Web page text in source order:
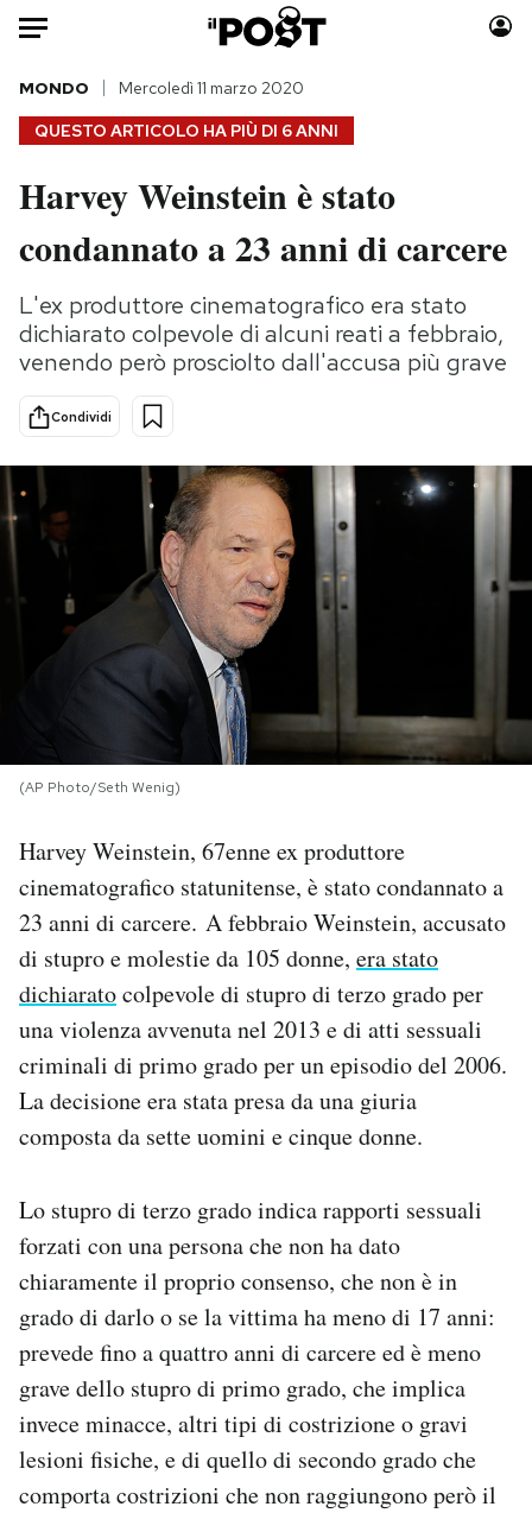
Auto
HOME
Italia
Politica
Tecnologia
Internet
Scienza
Cultura
Economia
Moda
Consumismi
Storie/Idee
Ok Boomer!
Media
Mondiali calcio 2026
PODCAST
NEWSLETTER
I MIEI PREFERITI
CALENDARIO
AREA PERSONALE
Area Personale
Notifiche mobile
Regala il Post
Hai bisogno di aiuto?
QUESTO ARTICOLO HA PIÙ DI 6 ANNI
MONDO Mercoledì 11 marzo 2020
Harvey Weinstein è stato
condannato a 23 anni di carcere
L'ex produttore cinematografico era stato
dichiarato colpevole di alcuni reati a febbraio,
venendo però prosciolto dall'accusa più grave
Condividi
(AP Photo/Seth Wenig)
Harvey Weinstein, 67enne ex produttore
cinematografico statunitense, è stato condannato a
23 anni di carcere. A febbraio Weinstein, accusato
di stupro e molestie da 105 donne, era stato
dichiaratocolpevole di stupro di terzo grado per
una violenza avvenuta nel 2013 e di atti sessuali
criminali di primo grado per un episodio del 2006.
La decisione era stata presa da una giuria
composta da sette uomini e cinque donne.
Lo stupro di terzo grado indica rapporti sessuali
forzati con una persona che non ha dato
chiaramente il proprio consenso, che non è in
grado di darlo o se la vittima ha meno di 17 anni:
prevede fino a quattro anni di carcere ed è meno
grave dello stupro di primo grado, che implica
invece minacce, altri tipi di costrizione o gravi
lesioni fisiche, e di quello di secondo grado che
comporta costrizioni che non raggiungono però il